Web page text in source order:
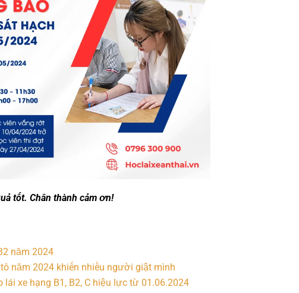
tốt. Chân thành cảm ơn!
năm 2024
năm 2024 khiến nhiều người giật mình
xe hạng B1, B2, C hiệu lực từ 01.06.2024